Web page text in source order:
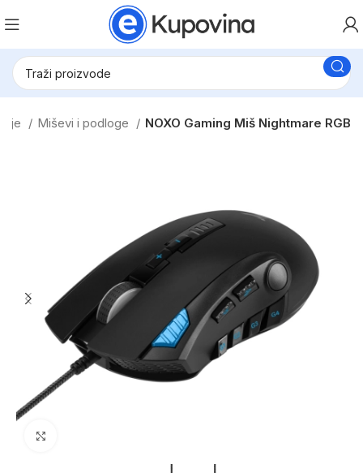
Miševi i podloge NOXO Gaming Miš Nightmare RGB